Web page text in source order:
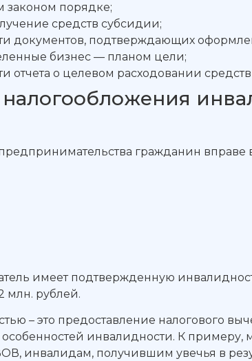
законом порядке;
средств субсидии;
документов, подтверждающих
бизнес — планом цели;
отчета о целевом расходовании
налогообложения
гражданин
имеет подтвержденную
рублей.
– это предоставление налогового
особенностей инвалидности. К
инвалидам, получившим увечья в